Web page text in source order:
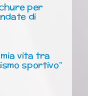
per
di
vita tra
sportivo”